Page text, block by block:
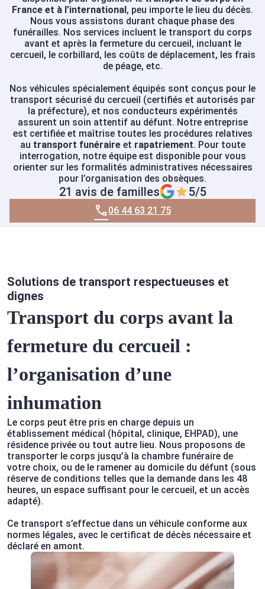
France et à l’international, peu importe le lieu du décès.
Nous vous assistons durant chaque phase des
funérailles. Nos services incluent le transport du corps
avant et après la fermeture du cercueil, incluant le
cercueil, le corbillard, les coûts de déplacement, les frais
de péage, etc.
Nos véhicules spécialement équipés sont conçus pour le
transport sécurisé du cercueil (certifiés et autorisés par
la préfecture), et nos conducteurs expérimentés
assurent un soin attentif au défunt. Notre entreprise
est certifiée et maîtrise toutes les procédures relatives
au transport funéraireet rapatriement. Pour toute
interrogation, notre équipe est disponible pour vous
orienter sur les formalités administratives nécessaires
pour l’organisation des obsèques.
21 avis de familles 5/5
06 44 63 21 75
Solutions de transport respectueuses et
dignes
Transport du corps avant la
fermeture du cercueil :
l’organisation d’une
inhumation
Le corps peut être pris en charge depuis un
établissement médical (hôpital, clinique, EHPAD), une
résidence privée ou tout autre lieu. Nous proposons de
transporter le corps jusqu’à la chambre funéraire de
votre choix, ou de le ramener au domicile du défunt (sous
réserve de conditions telles que la demande dans les 48
heures, un espace suffisant pour le cercueil, et un accès
adapté).
Ce transport s’effectue dans un véhicule conforme aux
normes légales, avec le certificat de décès nécessaire et
déclaré en amont.